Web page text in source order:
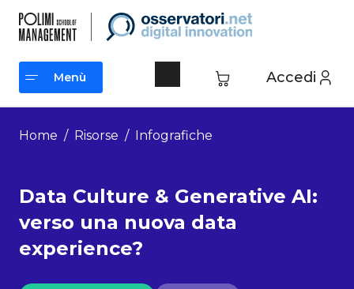
contenuto
Accedi
Menù
Menù
Home / Risorse / Infografiche
Data Culture & Generative AI:
verso una nuova data
experience?